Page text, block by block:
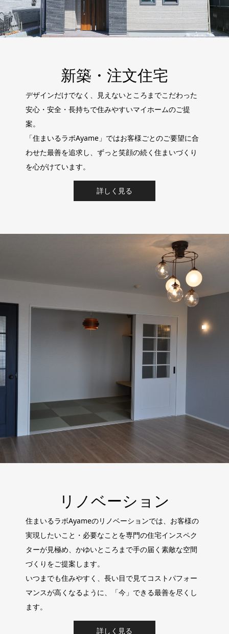
新築・注文住宅
デザインだけでなく、見えないところまでこだわった
安心・安全・長持ちで住みやすいマイホームのご提
案。
「住まいるラボAyame」ではお客様ごとのご要望に合
わせた最善を追求し、ずっと笑顔の続く住まいづくり
を心がけています。
詳しく見る
リノベーション
住まいるラボAyameのリノベーションでは、お客様の
実現したいこと・必要なことを専門の住宅インスペク
ターが見極め、かゆいところまで手の届く素敵な空間
づくりをご提案します。
いつまでも住みやすく、長い目で見てコストパフォー
マンスが高くなるように、「今」できる最善を尽くし
ます。
詳しく見る